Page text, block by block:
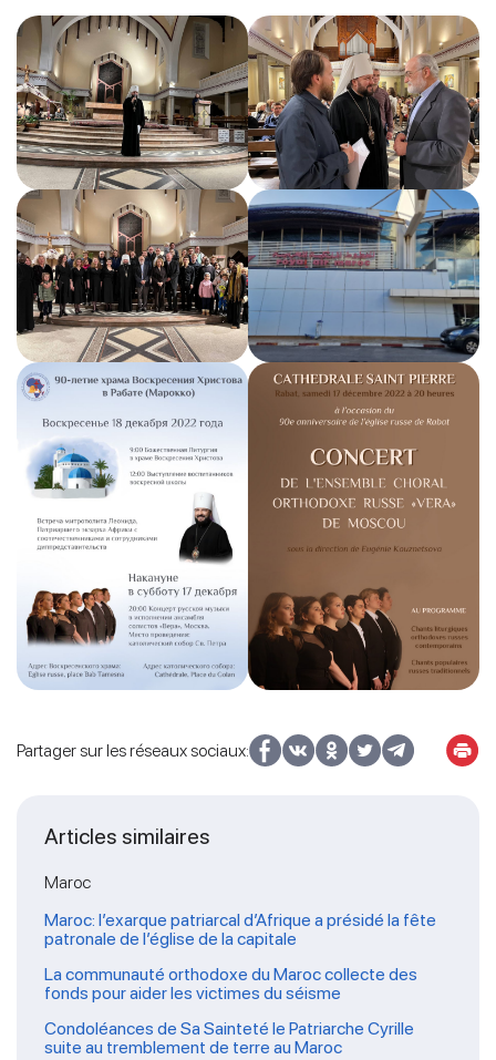
Partager sur les réseaux sociaux:
Articles similaires
Maroc
Maroc: l’exarque patriarcal d’Afrique a présidé la fête
patronale de l’église de la capitale
La communauté orthodoxe du Maroc collecte des
fonds pour aider les victimes du séisme
Condoléances de Sa Sainteté le Patriarche Cyrille
suite au tremblement de terre au Maroc